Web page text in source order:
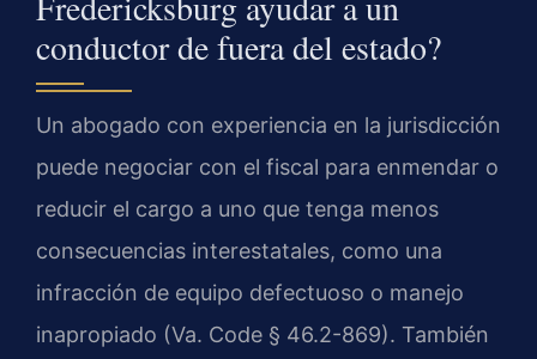
conductor de fuera del estado?
Un abogado con experiencia en la jurisdicción
puede negociar con el fiscal para enmendar o
reducir el cargo a uno que tenga menos
consecuencias interestatales, como una
infracción de equipo defectuoso o manejo
inapropiado (Va. Code § 46.2-869). También